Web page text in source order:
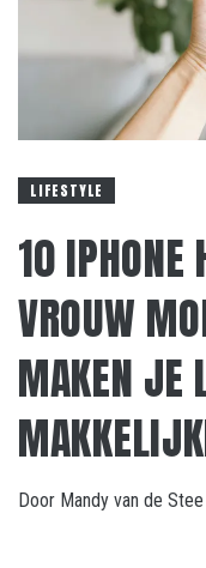
LIFESTYLE
10 IPHONE
VROUW
MAKEN JE
Door Mandy van de Stee